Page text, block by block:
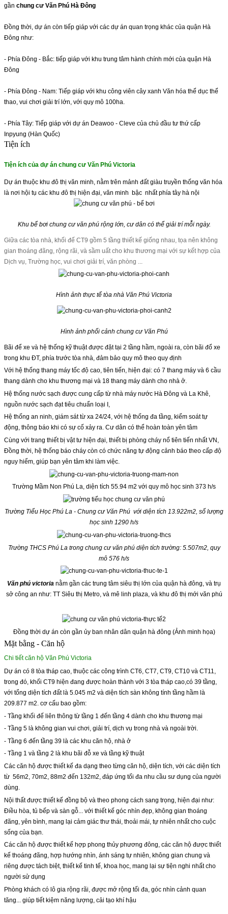
gần chung cư Văn Phú Hà Đông
Đồng thời, dự án còn tiếp giáp với các dự án quan trọng khác của quận Hà
Đông như:
- Phía Đông - Bắc: tiếp giáp với khu trung tâm hành chính mới của quận Hà
Đông
- Phía Đông - Nam: Tiếp giáp với khu công viên cây xanh Văn hóa thể dục thể
thao, vui chơi giải trí lớn, với quy mô 100ha.
- Phía Tây: Tiếp giáp với dự án Deawoo - Cleve của chủ đầu tư thứ cấp
Inpyung (Hàn Quốc)
Tiện ích
Tiện ích của dự án chung cư Văn Phú Victoria
Dự án thuộc khu đô thị văn minh, nằm trên mảnh đất giàu truyền thống văn hóa
là nơi hội tụ các khu đô thị hiện đại, văn minh bậc nhất phía tây hà nội
Khu bể bơi chung cư văn phú rộng lớn, cư dân có thể giải trí mỗi ngày.
Giữa các tòa nhà, khối đế CT9 gồm 5 tầng thiết kế giống nhau, tọa nên không
gian thoáng đãng, rộng rãi, và sầm uất cho khu thương mại với sự kết hợp của
Dịch vụ, Trường học, vui chơi giải trí, văn phòng ...
Hình ảnh thực tế tòa nhà Văn Phú Victoria
Hình ảnh phối cảnh chung cư Văn Phú
Bãi để xe và hệ thống kỹ thuật được đặt tại 2 tầng hầm, ngoài ra, còn bãi đổ xe
trong khu ĐT, phía trước tòa nhà, đảm bảo quy mô theo quy định
Với hệ thống thang máy tốc độ cao, tiên tiến, hiện đại: có 7 thang máy và 6 cầu
thang dành cho khu thương mại và 18 thang máy dành cho nhà ở.
Hệ thống nước sạch được cung cấp từ nhà máy nước Hà Đông và La Khê,
nguồn nước sạch đạt tiêu chuẩn loại I,
Hệ thống an ninh, giám sát từ xa 24/24, với hệ thống đa tầng, kiểm soát tự
động, thông báo khi có sự cố xảy ra. Cư dân có thể hoàn toàn yên tâm
Cùng với trang thiết bị vật tư hiện đại, thiết bị phòng cháy nổ tiên tiến nhất VN,
Đồng thời, hệ thống báo cháy còn có chức năng tự động cảnh báo theo cấp độ
nguy hiểm, giúp bạn yên tâm khi làm việc.
Trường Mầm Non Phú La, diện tích 55.94 m2 với quy mô học sinh 373 h/s
Trường Tiểu Học Phú La - Chung cư Văn Phú với diện tích 13.922m2, số lượng
học sinh 1290 h/s
Trường THCS Phú La trong chung cư văn phú diện tích trường: 5.507m2, quy
mô 576 h/s
Văn phú victoria nằm gần các trung tâm siêu thị lớn của quận hà đông, và trụ
sở công an như: TT Siêu thị Metro, và mê linh plaza, và khu đô thị mới văn phú
Đồng thời dự án còn gần ủy ban nhân dân quận hà đông (Ảnh minh họa)
Mặt bằng - Căn hộ
Chi tiết căn hộ Văn Phú Victoria
Dự án có 8 tòa tháp cao, thuộc các công trình CT6, CT7, CT9, CT10 và CT11,
trong đó, khối CT9 hiện đang được hoàn thành với 3 tòa tháp cao,có 39 tầng,
với tổng diện tích đất là 5.045 m2 và diện tích sàn không tính tầng hầm là
209.877 m2. cơ cấu bao gồm:
- Tầng khối đế liên thông từ tầng 1 đến tầng 4 dành cho khu thương mại
- Tầng 5 là không gian vui chơi, giải trí, dịch vụ trong nhà và ngoài trời.
- Tầng 6 đến tầng 39 là các khu căn hộ, nhà ở
- Tầng 1 và tầng 2 là khu bãi đỗ xe và tầng kỹ thuật
Các căn hộ được thiết kế đa dạng theo từng căn hộ, diện tích, với các diện tích
từ 56m2, 70m2, 88m2 đến 132m2, đáp ứng tối đa nhu cầu sư dụng của người
dùng.
Nội thất được thiết kế đồng bộ và theo phong cách sang trọng, hiện đại như:
Điều hòa, tủ bếp và sàn gỗ... với thiết kế góc nhìn đẹp, không gian thoáng
đãng, yên bình, mang lại cảm giác thư thái, thoải mái, tự nhiên nhất cho cuộc
sống của bạn.
Các căn hộ được thiết kế hợp phong thủy phương đông, các căn hộ được thiết
kế thoáng đãng, hợp hướng nhìn, ánh sáng tự nhiên, không gian chung và
riêng được tách biệt, thiết kế tinh tế, khoa học, mang lại sự tiện nghi nhất cho
người sử dụng
Phòng khách có lô gia rộng rãi, được mở rộng tối đa, góc nhìn cảnh quan
tăng... giúp tiết kiệm năng lượng, cải tạo khí hậu